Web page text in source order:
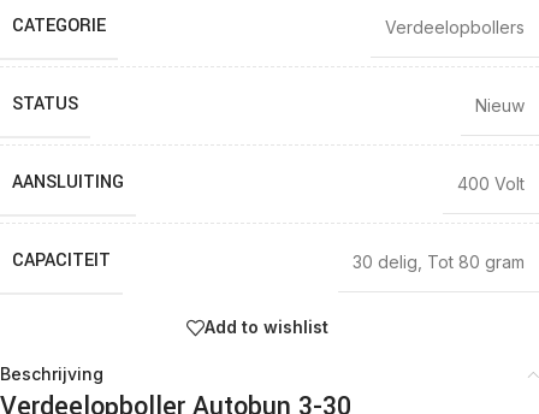
CATEGORIE Verdeelopbollers
STATUS Nieuw
AANSLUITING 400 Volt
CAPACITEIT 30 delig Tot 80 gram
Add to wishlist
Beschrijving